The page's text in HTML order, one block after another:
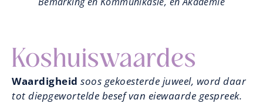
Koshuiswaardes
Waardigheid soos gekoesterde juweel, word daar
tot diepgewortelde besef van eiewaarde gespreek.